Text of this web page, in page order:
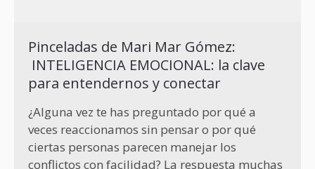
Pinceladas de Mari Mar Gómez:
INTELIGENCIA EMOCIONAL: la clave
para entendernos y conectar
¿Alguna vez te has preguntado por qué a
veces reaccionamos sin pensar o por qué
ciertas personas parecen manejar los
conflictos con facilidad? La respuesta muchas